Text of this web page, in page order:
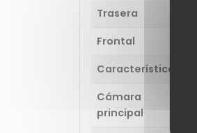
Trasera
Frontal
Características
Cámara
principal